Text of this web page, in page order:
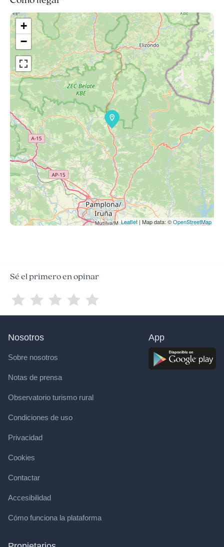
+
−
Leaflet | Map data: ©OpenStreetMap
Sé el primero en opinar
Nosotros
Sobre nosotros
Notas de prensa
Observatorio turismo rural
Condiciones de uso
Privacidad
Cookies
Contactar
Accesibilidad
Cómo funciona la plataforma
App